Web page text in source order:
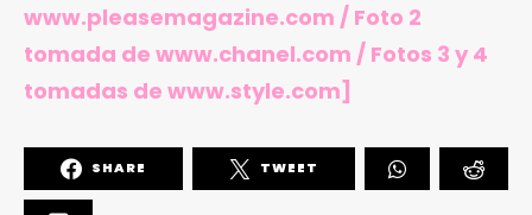
www.pleasemagazine.com / Foto 2
tomada de www.chanel.com / Fotos 3 y 4
tomadas de www.style.com]
SHARE TWEET